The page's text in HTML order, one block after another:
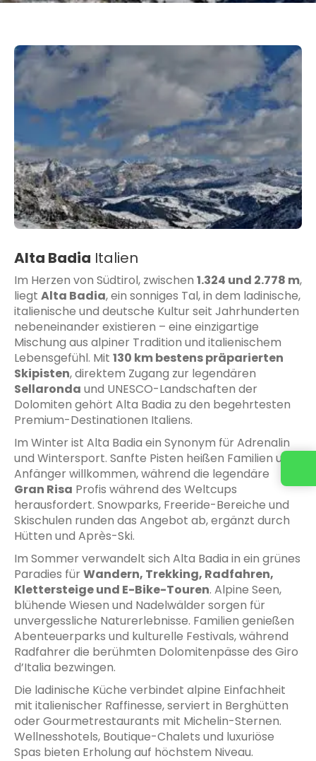
Alta Badia Italien
Im Herzen von Südtirol, zwischen 1.324 und 2.778 m,
liegt Alta Badia, ein sonniges Tal, in dem ladinische,
italienische und deutsche Kultur seit Jahrhunderten
nebeneinander existieren – eine einzigartige
Mischung aus alpiner Tradition und italienischem
Lebensgefühl. Mit 130 km bestens präparierten
Skipisten, direktem Zugang zur legendären
Sellaronda und UNESCO-Landschaften der
Dolomiten gehört Alta Badia zu den begehrtesten
Premium-Destinationen Italiens.
Im Winter ist Alta Badia ein Synonym für Adrenalin
und Wintersport. Sanfte Pisten heißen Familien und
Anfänger willkommen, während die legendäre
Gran Risa Profis während des Weltcups
herausfordert. Snowparks, Freeride-Bereiche und
Skischulen runden das Angebot ab, ergänzt durch
Hütten und Après-Ski.
Im Sommer verwandelt sich Alta Badia in ein grünes
Paradies fürWandern, Trekking, Radfahren,
Klettersteige und E-Bike-Touren. Alpine Seen,
blühende Wiesen und Nadelwälder sorgen für
unvergessliche Naturerlebnisse. Familien genießen
Abenteuerparks und kulturelle Festivals, während
Radfahrer die berühmten Dolomitenpässe des Giro
d’Italia bezwingen.
Die ladinische Küche verbindet alpine Einfachheit
mit italienischer Raffinesse, serviert in Berghütten
oder Gourmetrestaurants mit Michelin-Sternen.
Wellnesshotels, Boutique-Chalets und luxuriöse
Spas bieten Erholung auf höchstem Niveau.